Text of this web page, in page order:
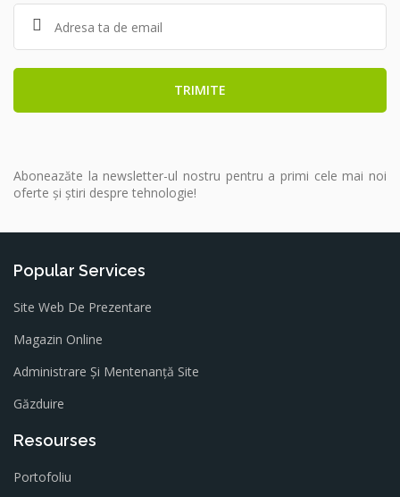
Aboneazăte la newsletter-ul nostru pentru a primi cele mai noi
oferte și știri despre tehnologie!
Popular Services
Site Web De Prezentare
Magazin Online
Administrare Și Mentenanță Site
Găzduire
Resourses
Portofoliu